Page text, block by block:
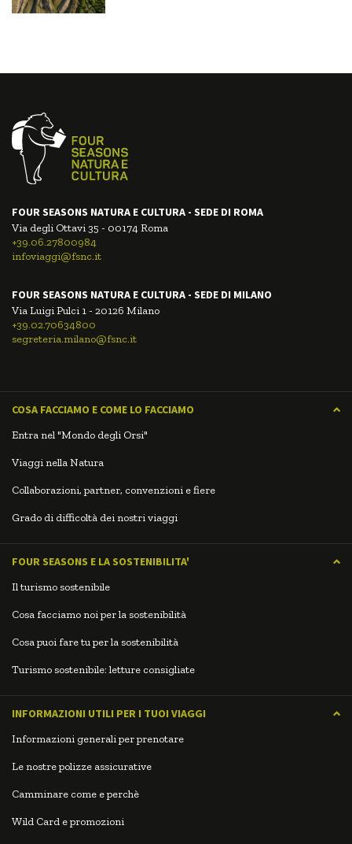
FOUR SEASONS NATURA E CULTURA - SEDE DI ROMA
Via degli Ottavi 35 - 00174 Roma
+39.06.27800984
infoviaggi@fsnc.it
FOUR SEASONS NATURA E CULTURA - SEDE DI MILANO
Via Luigi Pulci 1 - 20126 Milano
+39.02.70634800
segreteria.milano@fsnc.it
COSA FACCIAMO E COME LO FACCIAMO
Entra nel "Mondo degli Orsi"
Viaggi nella Natura
Collaborazioni, partner, convenzioni e fiere
Grado di difficoltà dei nostri viaggi
FOUR SEASONS E LA SOSTENIBILITA'
Il turismo sostenibile
Cosa facciamo noi per la sostenibilità
Cosa puoi fare tu per la sostenibilità
Turismo sostenibile: letture consigliate
INFORMAZIONI UTILI PER I TUOI VIAGGI
Informazioni generali per prenotare
Le nostre polizze assicurative
Camminare come e perchè
Wild Card e promozioni